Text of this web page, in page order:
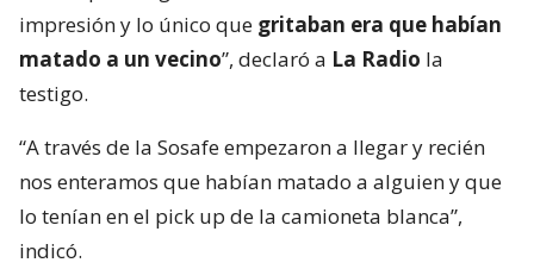
impresión y lo único que gritaban era que habían
matado a un vecino”, declaró a La Radio la
testigo.
“A través de la Sosafe empezaron a llegar y recién
nos enteramos que habían matado a alguien y que
lo tenían en el pick up de la camioneta blanca”,
indicó.